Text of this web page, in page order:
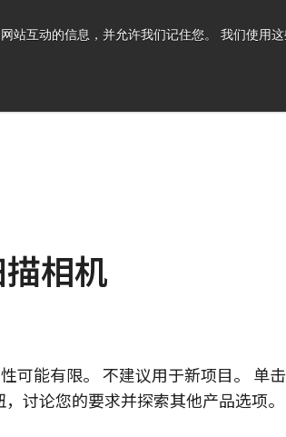
站互动的信息，并允许我们记住您。 我们使
相机
可能有限。 不建议用于新项目。 单
讨论您的要求并探索其他产品选项。